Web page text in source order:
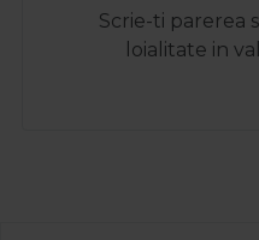
Scrie-ti parerea
loialitate in